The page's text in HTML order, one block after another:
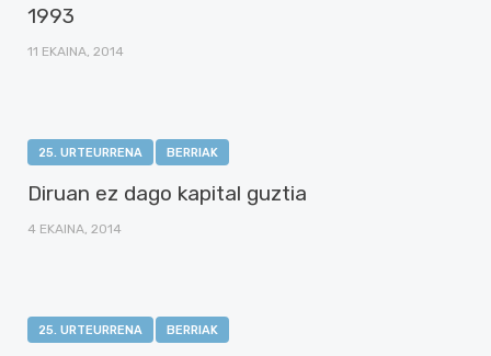
1993
11 EKAINA, 2014
25. URTEURRENA BERRIAK
Diruan ez dago kapital guztia
4 EKAINA, 2014
25. URTEURRENA BERRIAK